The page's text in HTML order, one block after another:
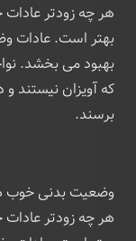
هر چه زودتر
بهتر است. عادات
بهبود می بخشد.
که آویزان نیستند
برسند.
وضعیت بدنی خوب
هر چه زودتر